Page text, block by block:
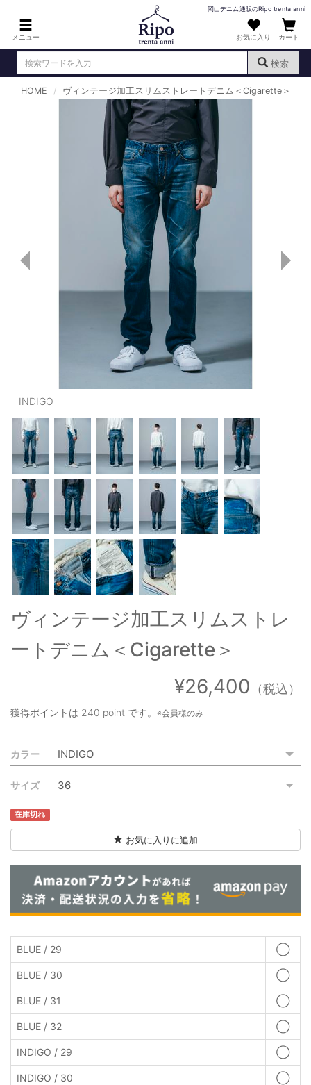
メニュー
岡山デニム通販のRipo trenta anni
お気に入り カート
検索
新規会員登録）
DENIM : デニム
PANTS : パンツ
TOPS : トップス
T-SHIRT : Tシャツ
KNIT : ニット
SHIRT : シャツ
OUTERS : アウター
LADIES : レディース
DENIM : デニム
PANTS/SKIRT : パンツ・スカート
TOPS : トップス
OUTERS : アウター
OUTLET : アウトレット
MENS : メンズ
LADIES : レディース
新規会員登録
特定商取引法に基づく表記
HOME ヴィンテージ加工スリムストレートデニム＜Cigarette＞
INDIGO
ヴィンテージ加工スリムストレ
ートデニム＜Cigarette＞
¥26,400 （税込）
獲得ポイントは 240 point です。 ※会員様のみ
カラー
サイズ
在庫切れ
お気に入りに追加
BLUE / 29 ◯
BLUE / 30 ◯
BLUE / 31 ◯
BLUE / 32 ◯
INDIGO / 29 ◯
INDIGO / 30 ◯